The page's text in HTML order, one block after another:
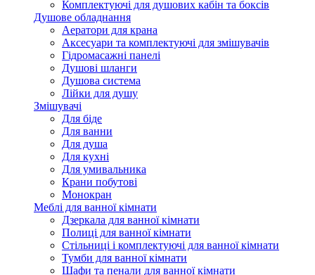
Комплектуючі для душових кабін та боксів
Душове обладнання
Аератори для крана
Аксесуари та комплектуючі для змішувачів
Гідромасажні панелі
Душові шланги
Душова система
Лійки для душу
Змішувачі
Для біде
Для ванни
Для душа
Для кухні
Для умивальника
Крани побутові
Монокран
Меблі для ванної кімнати
Дзеркала для ванної кімнати
Полиці для ванної кімнати
Стільниці і комплектуючі для ванної кімнати
Тумби для ванної кімнати
Шафи та пенали для ванної кімнати